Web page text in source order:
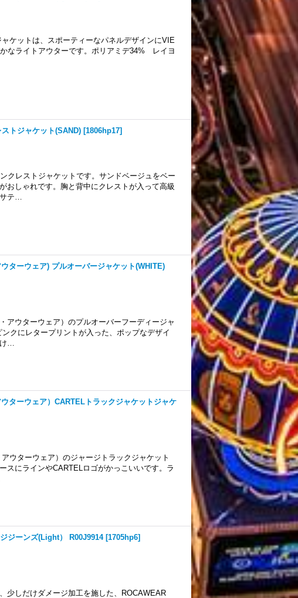
ケットは、スポーティーなパネルデザインにVIE
なライトアウターです。ポリアミデ34% レイヨ
トジャケット(SAND) [1806hp17]
クレストジャケットです。サンドベージュをベー
おしゃれです。胸と背中にクレストが入って高級
サテ…
ターウェア) プルオーバージャケット(WHITE)
アウターウェア）のプルオーバーフーディージャ
クにレタープリントが入った、ポップなデザイ
け…
ターウェア）CARTELトラックジャケットジャケ
ウターウェア）のジャージトラックジャケット
スにラインやCARTELロゴがかっこいいです。ラ
ジーンズ(Light） R00J9914 [1705hp6]
少しだけダメージ加工を施した、ROCAWEAR